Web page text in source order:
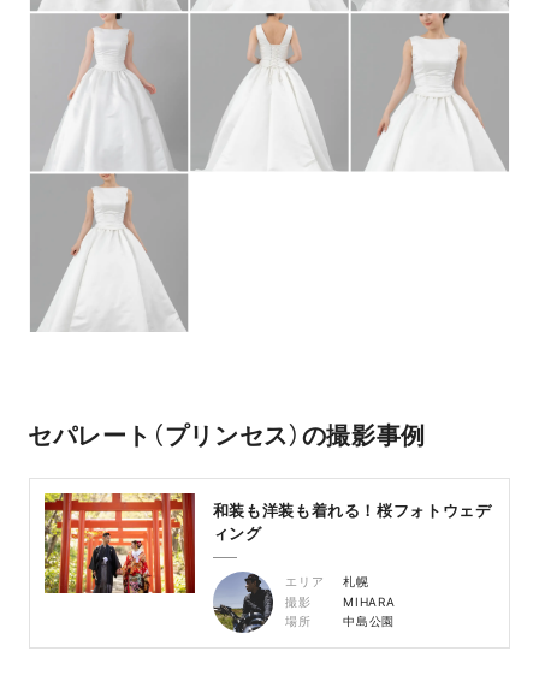
セパレート（プリンセス）の撮影事例
和装も洋装も着れる！桜フォトウェデ
ィング
エリア
札幌
撮影
MIHARA
場所
中島公園